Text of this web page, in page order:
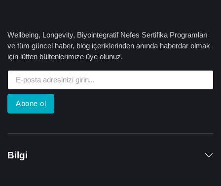
Wellbeing, Longevity, Biyointegratif Nefes Sertifika Programları
ve tüm güncel haber, blog içeriklerinden anında haberdar olmak
için lütfen bültenlerimize üye olunuz.
Abone ol
Bilgi